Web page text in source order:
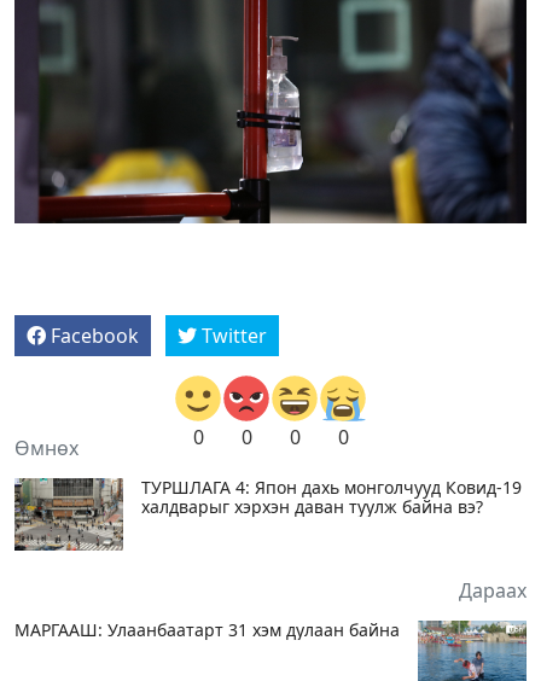
Facebook Twitter
0 0 0 0
Өмнөх
ТУРШЛАГА 4: Япон дахь монголчууд Ковид-19
халдварыг хэрхэн даван туулж байна вэ?
Дараах
МАРГААШ: Улаанбаатарт 31 хэм дулаан байна